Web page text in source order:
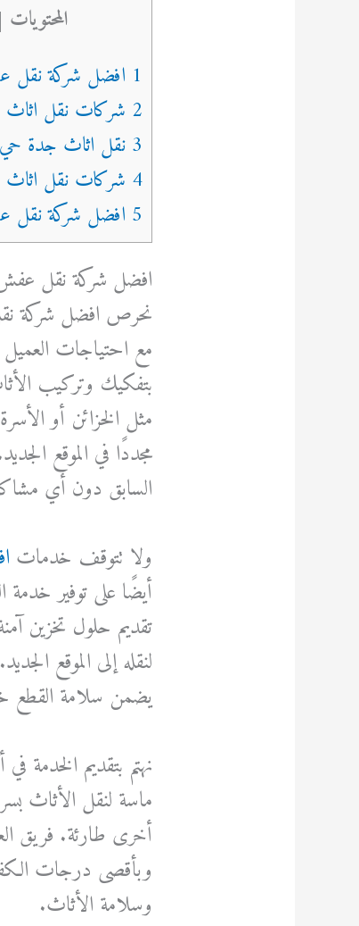
المحتويات
1 افضل شركة نقل عفش في جده
2 شركات نقل اثاث جده حي العزيزية
3 نقل اثاث جدة حي الفيصلية
4 شركات نقل اثاث جدة حي الفيصلية
5 افضل شركة نقل عفش جدة
افضل شركة نقل
نحرص افضل شركة
مع احتياجات
بتفكيك وتركيب
مثل الخزائن أو
مجددًا في الموقع
السابق دون أي
ولا تتوقف خدمات
أيضًا على توفير خدمة
تقديم حلول تخزين
لنقله إلى الموقع
يضمن سلامة القطع
نهتم بتقديم
ماسة لنقل الأثاث
أخرى طارئة. فريق
وبأقصى درجات
وسلامة الأثاث.